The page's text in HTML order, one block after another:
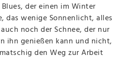
der einen im Winter
das wenige Sonnenlicht, alles
noch der Schnee, der nur
ihn genießen kann und nicht,
den Weg zur Arbeit